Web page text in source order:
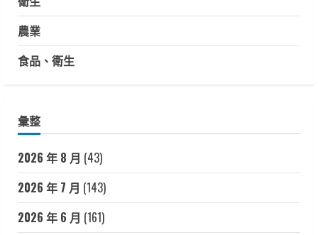
農業
食品、衛生
彙整
2026 年 8 月 (43)
2026 年 7 月 (143)
2026 年 6 月 (161)